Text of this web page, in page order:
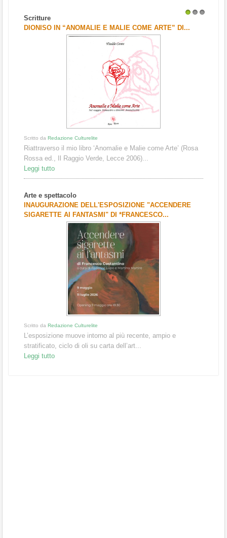
Scritture
DIONISO IN “ANOMALIE E MALIE COME ARTE” DI...
Scritto da Redazione Culturelite
Riattraverso il mio libro ‘Anomalie e Malie come Arte’ (Rosa
Rossa ed., Il Raggio Verde, Lecce 2006)...
Leggi tutto
Arte e spettacolo
INAUGURAZIONE DELL'ESPOSIZIONE "ACCENDERE
SIGARETTE AI FANTASMI" DI *FRANCESCO...
Scritto da Redazione Culturelite
L’esposizione muove intorno al più recente, ampio e
stratificato, ciclo di oli su carta dell’art...
Leggi tutto